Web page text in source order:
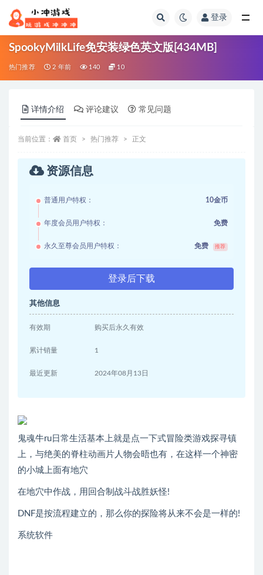
登录
SpookyMilkLife免安装绿色英文版[434MB]
热门推荐 2 年前 140 10
详情介绍 评论建议 常见问题
当前位置： 首页 热门推荐 正文
资源信息
普通用户特权： 10金币
年度会员用户特权： 免费
永久至尊会员用户特权： 免费 推荐
登录后下载
其他信息
有效期 购买后永久有效
累计销量 1
最近更新 2024年08月13日
鬼魂牛ru日常生活基本上就是点一下式冒险类游戏探寻镇
上，与绝美的脊柱动画片人物会晤也有，在这样一个神密
的小城上面有地穴
在地穴中作战，用回合制战斗战胜妖怪!
DNF是按流程建立的，那么你的探险将从来不会是一样的!
系统软件